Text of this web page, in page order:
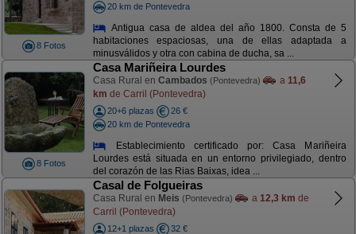
8 Fotos
20 km de Pontevedra
Antigua casa de aldea del año 1800. Consta de 5
habitaciones espaciosas, una de ellas adaptada a
minusválidos y otra con cabina de ducha, sa ...
8 Fotos
Casa Mariñeira Lourdes
Casa Rural en Cambados (Pontevedra) a 11,6
km de Carril (Pontevedra)
20+6 plazas
26 €
20 km de Pontevedra
Establecimiento certificado por: Casa Mariñeira
Lourdes está situada en un entorno privilegiado, dentro
del corazón de las Rias Baixas, idea ...
Casal de Folgueiras
Casa Rural en Meis (Pontevedra) a 12,3 km de
Carril (Pontevedra)
12+1 plazas
32 €